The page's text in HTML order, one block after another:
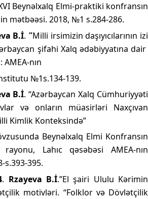
Beynəlxalq Elmi-praktiki konfransın
mətbəəsi. 2018, №1 s.284-286.
B.İ. “Milli irsimizin daşıyıcılarının izi
şifahi Xalq ədəbiyyatına dair
nın
№1s.134-139.
B.İ. “Azərbaycan Xalq Cümhuriyyəti
və onların müasirləri Naxçıvan
Kimlik Konteksində”
Beynəlxalq Elmi Konfransın
rayonu, Lahıc qəsəbəsi AMEA-nın
395.
. Rzayeva B.İ.”El şairi Ululu Kərimin
motivləri. “Folklor və Dövlətçilik